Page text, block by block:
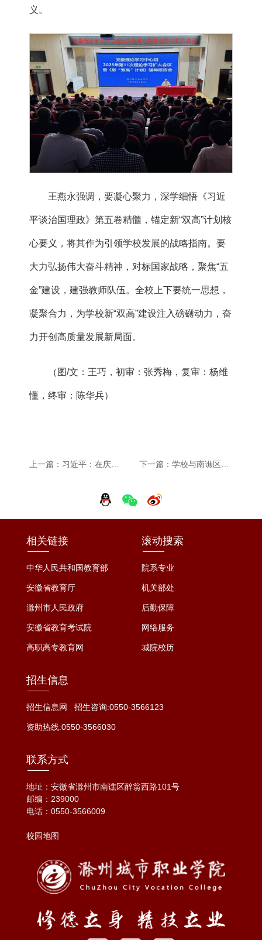
义。
王燕永强调，要凝心聚力，深学细悟《习近
平谈治国理政》第五卷精髓，锚定新“双高”计划核
心要义，将其作为引领学校发展的战略指南。要
大力弘扬伟大奋斗精神，对标国家战略，聚焦“五
金”建设，建强教师队伍。全校上下要统一思想，
凝聚合力，为学校新“双高”建设注入磅礴动力，奋
力开创高质量发展新局面。
（图/文：王巧，初审：张秀梅，复审：杨维
懂，终审：陈华兵）
相关链接
中华人民共和国教育部
安徽省教育厅
滁州市人民政府
安徽省教育考试院
高职高专教育网
滚动搜索
院系专业
机关部处
后勤保障
网络服务
城院校历
招生信息
招生信息网 招生咨询:0550-3566123
资助热线:0550-3566030
联系方式
地址：安徽省滁州市南谯区醉翁西路101号
邮编：239000
电话： 0550-3566009
校园地图